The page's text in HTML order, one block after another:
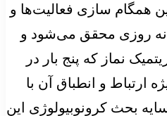
همگام سازی فعالیت‌ها و
روزی محقق می‌شود و
نماز که پنج بار در
ارتباط و انطباق آن با
بحث کرونوبیولوژی این